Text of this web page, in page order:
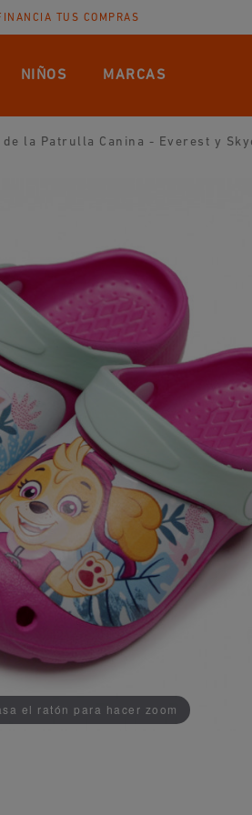
TUS COMPRAS
NIÑOS MARCAS
la Patrulla Canina - Everest y
el ratón para hacer zoom
AÑADIDO AL CARRITO